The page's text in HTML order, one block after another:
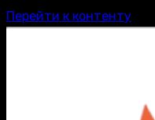
Перейти к контенту